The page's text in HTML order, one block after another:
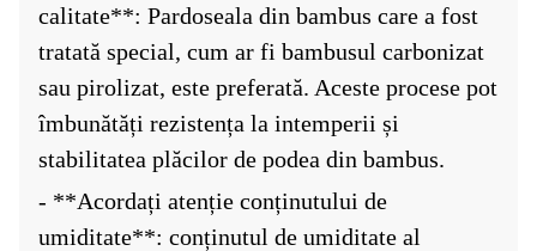
calitate**: Pardoseala din bambus care a fost
tratată special, cum ar fi bambusul carbonizat
sau pirolizat, este preferată. Aceste procese pot
îmbunătăți rezistența la intemperii și
stabilitatea plăcilor de podea din bambus.
- **Acordați atenție conținutului de
umiditate**: conținutul de umiditate al